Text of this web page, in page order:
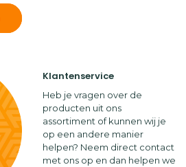
Klantenservice
Heb je vragen over de
producten uit ons
assortiment of kunnen wij je
op een andere manier
helpen? Neem direct contact
met ons op en dan helpen we